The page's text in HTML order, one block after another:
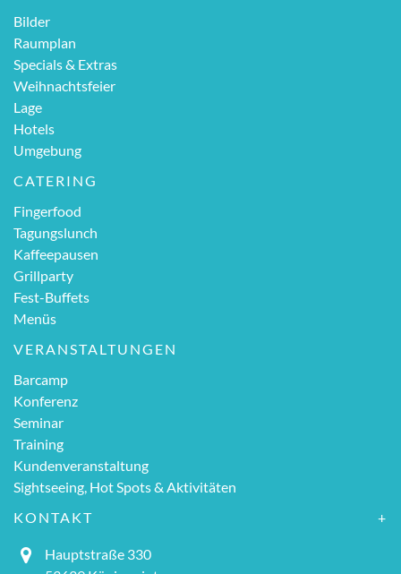
Bilder
Raumplan
Specials & Extras
Weihnachtsfeier
Lage
Hotels
Umgebung
CATERING
Fingerfood
Tagungslunch
Kaffeepausen
Grillparty
Fest-Buffets
Menüs
VERANSTALTUNGEN
Barcamp
Konferenz
Seminar
Training
Kundenveranstaltung
Sightseeing, Hot Spots & Aktivitäten
KONTAKT
Hauptstraße 330